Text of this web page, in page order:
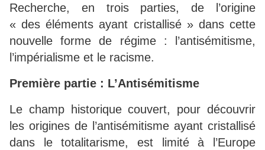
Recherche, en trois parties, de l’origine
« des éléments ayant cristallisé » dans cette
nouvelle forme de régime : l’antisémitisme,
l’impérialisme et le racisme.
Première partie : L’Antisémitisme
Le champ historique couvert, pour découvrir
les origines de l’antisémitisme ayant cristallisé
dans le totalitarisme, est limité à l’Europe